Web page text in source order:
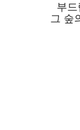
부
그 숲